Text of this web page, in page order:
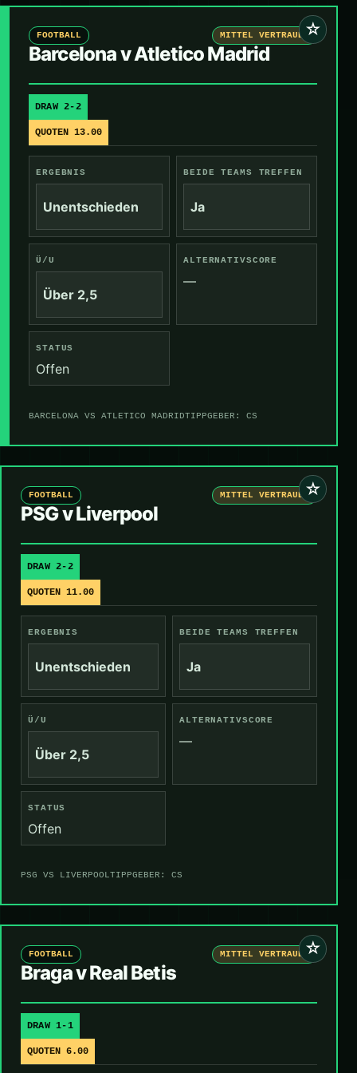
☆
FOOTBALL MITTEL VERTRAUEN
Barcelona v Atletico Madrid
DRAW 2-2
QUOTEN 13.00
ERGEBNIS
Unentschieden
BEIDE TEAMS TREFFEN
Ja
Ü/U
Über 2,5
ALTERNATIVSCORE
—
STATUS
Offen
BARCELONA VS ATLETICO MADRIDTIPPGEBER: CS
☆
FOOTBALL MITTEL VERTRAUEN
PSG v Liverpool
DRAW 2-2
QUOTEN 11.00
ERGEBNIS
Unentschieden
BEIDE TEAMS TREFFEN
Ja
Ü/U
Über 2,5
ALTERNATIVSCORE
—
STATUS
Offen
PSG VS LIVERPOOLTIPPGEBER: CS
☆
FOOTBALL MITTEL VERTRAUEN
Braga v Real Betis
DRAW 1-1
QUOTEN 6.00